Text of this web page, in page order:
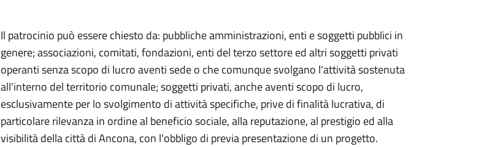
Il patrocinio può essere chiesto da: pubbliche amministrazioni, enti e soggetti pubblici in
genere; associazioni, comitati, fondazioni, enti del terzo settore ed altri soggetti privati
operanti senza scopo di lucro aventi sede o che comunque svolgano l'attività sostenuta
all'interno del territorio comunale; soggetti privati, anche aventi scopo di lucro,
esclusivamente per lo svolgimento di attività specifiche, prive di finalità lucrativa, di
particolare rilevanza in ordine al beneficio sociale, alla reputazione, al prestigio ed alla
visibilità della città di Ancona, con l'obbligo di previa presentazione di un progetto.